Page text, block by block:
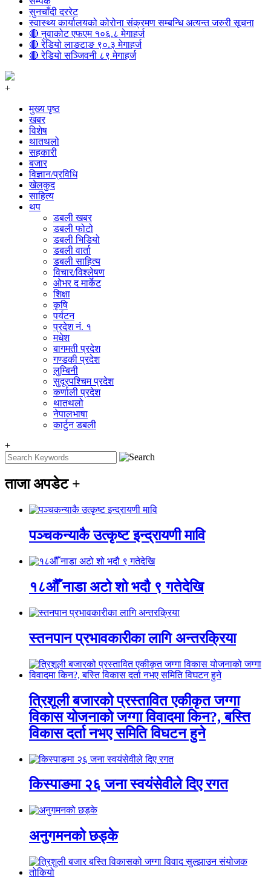
सुनचाँदी दररेट
स्वास्थ्य कार्यालयको कोरोना संक्रमण सम्बन्धि अत्यन्त जरुरी सूचना
🔴 नुवाकोट एफएम १०६.८ मेगाहर्ज
🔴 रेडियो लाङटाङ ९०.३ मेगाहर्ज
🔴 रेडियो सञ्जिवनी ८९ मेगाहर्ज
+
मुख्य पृष्ठ
खबर
विशेष
थातथलो
सहकारी
बजार
विज्ञान/प्रविधि
खेलकुद
साहित्य
थप
डबली खबर
डबली फोटो
डबली भिडियो
डबली वार्ता
डबली साहित्य
विचार/विश्‍लेषण
ओभर द मार्केट
शिक्षा
कृषि
पर्यटन
प्रदेश नं. १
मधेश
बागमती प्रदेश
गण्डकी प्रदेश
लुम्बिनी
सुदूरपश्चिम प्रदेश
कर्णाली प्रदेश
थातथलो
नेपालभाषा
कार्टुन डबली
+
ताजा अपडेट +
पञ्चकन्याकै उत्कृष्ट इन्द्रायणी मावि
१८औँ नाडा अटो शो भदौ ९ गतेदेखि
स्तनपान प्रभावकारीका लागि अन्तरक्रिया
त्रिशूली बजारको प्रस्तावित एकीकृत जग्गा
विकास योजनाको जग्गा विवादमा किन?, बस्ति
विकास दर्ता नभए समिति विघटन हुने
किस्पाङमा २६ जना स्वयंसेवीले दिए रगत
अनुगमनको छड्के